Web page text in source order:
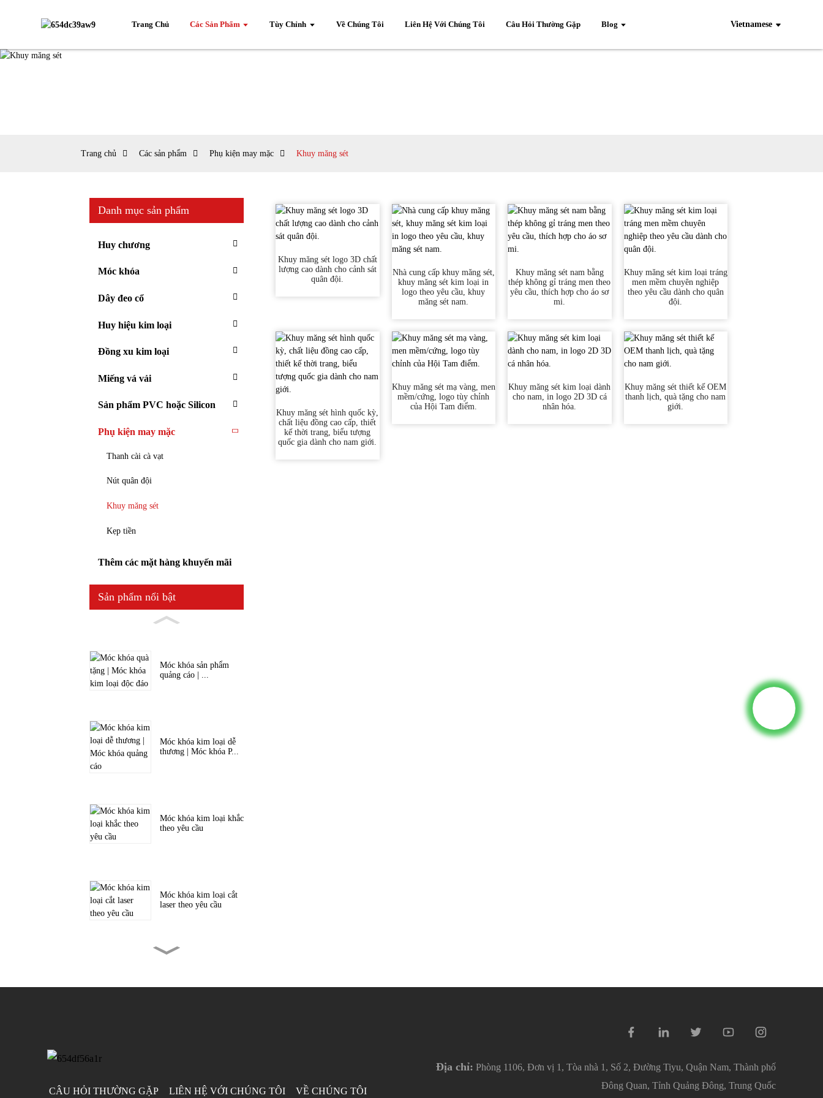
Trang Chủ Các Sản Phẩm Tùy Chỉnh Về Chúng Tôi Liên Hệ Với Chúng Tôi Câu Hỏi Thường Gặp Blog Vietnamese
Trang chủ Các sản phẩm Phụ kiện may mặc Khuy măng sét
Danh mục sản phẩm
Huy chương
Móc khóa
Dây đeo cổ
Huy hiệu kim loại
Đồng xu kim loại
Miếng vá vải
Sản phẩm PVC hoặc Silicon
Phụ kiện may mặc
Thanh cài cà vạt
Nút quân đội
Khuy măng sét
Kẹp tiền
Thêm các mặt hàng khuyến mãi
Sản phẩm nổi bật
Móc khóa sản phẩm
quảng cáo | ...
Móc khóa kim loại dễ
thương | Móc khóa P...
Móc khóa kim loại khắc
theo yêu cầu
Móc khóa kim loại cắt
laser theo yêu cầu
Khuy măng sét logo 3D chất
lượng cao dành cho cảnh sát
quân đội.
Nhà cung cấp khuy măng sét,
khuy măng sét kim loại in
logo theo yêu cầu, khuy
măng sét nam.
Khuy măng sét nam bằng
thép không gỉ tráng men theo
yêu cầu, thích hợp cho áo sơ
mi.
Khuy măng sét kim loại tráng
men mềm chuyên nghiệp
theo yêu cầu dành cho quân
đội.
Khuy măng sét hình quốc kỳ,
chất liệu đồng cao cấp, thiết
kế thời trang, biểu tượng
quốc gia dành cho nam giới.
Khuy măng sét mạ vàng, men
mềm/cứng, logo tùy chỉnh
của Hội Tam điểm.
Khuy măng sét kim loại dành
cho nam, in logo 2D 3D cá
nhân hóa.
Khuy măng sét thiết kế OEM
thanh lịch, quà tặng cho nam
giới.
CÂU HỎI THƯỜNG GẶP LIÊN HỆ VỚI CHÚNG TÔI VỀ CHÚNG TÔI
Địa chỉ: Phòng 1106, Đơn vị 1, Tòa nhà 1, Số 2, Đường Tiyu, Quận Nam, Thành phố
Đông Quan, Tỉnh Quảng Đông, Trung Quốc